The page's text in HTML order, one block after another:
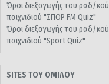
Όροι διεξαγωγής του ραδ/κού
παιχνιδιού "ΣΠΟΡ FM Quiz"
Όροι διεξαγωγής του ραδ/κού
παιχνιδιού "Sport Quiz"
SITES ΤΟΥ ΟΜΙΛΟΥ